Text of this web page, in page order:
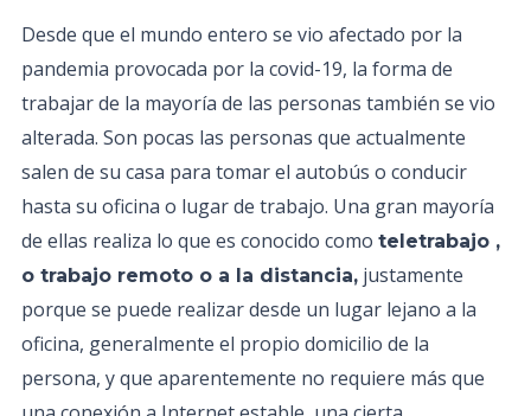
Desde que el mundo entero se vio afectado por la
pandemia provocada por la covid-19, la forma de
trabajar de la mayoría de las personas también se vio
alterada. Son pocas las personas que actualmente
salen de su casa para tomar el autobús o conducir
hasta su oficina o lugar de trabajo. Una gran mayoría
de ellas realiza lo que es conocido como teletrabajo ,
o trabajo remoto o a la distancia, justamente
porque se puede realizar desde un lugar lejano a la
oficina, generalmente el propio domicilio de la
persona, y que aparentemente no requiere más que